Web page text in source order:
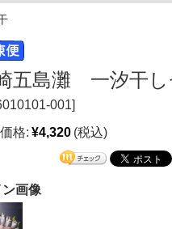
五島灘 一汐干し
001]
格: ¥4,320 (税込)
ン画像